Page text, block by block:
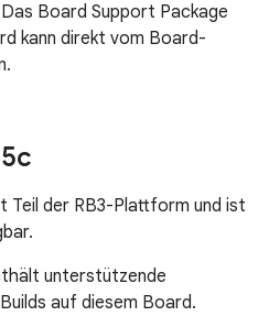
Board Support Package
kann direkt vom Board-
Teil der RB3-Plattform und ist
unterstützende
auf diesem Board.